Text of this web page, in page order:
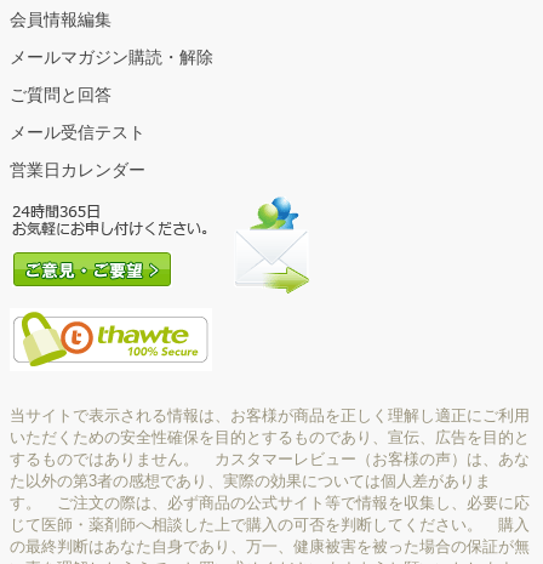
会員情報編集
メールマガジン購読・解除
ご質問と回答
メール受信テスト
営業日カレンダー
当サイトで表示される情報は、お客様が商品を正しく理解し適正にご利用
いただくための安全性確保を目的とするものであり、宣伝、広告を目的と
するものではありません。 カスタマーレビュー（お客様の声）は、あな
た以外の第3者の感想であり、実際の効果については個人差がありま
す。 ご注文の際は、必ず商品の公式サイト等で情報を収集し、必要に応
じて医師・薬剤師へ相談した上で購入の可否を判断してください。 購入
の最終判断はあなた自身であり、万一、健康被害を被った場合の保証が無